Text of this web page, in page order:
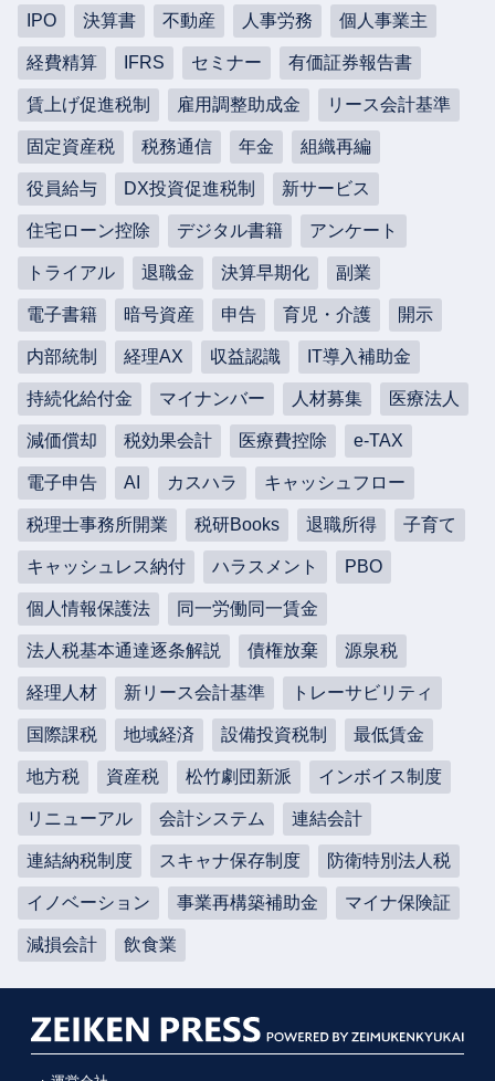
IPO 決算書 不動産 人事労務 個人事業主
経費精算 IFRS セミナー 有価証券報告書
賃上げ促進税制 雇用調整助成金 リース会計基準
固定資産税 税務通信 年金 組織再編
役員給与 DX投資促進税制 新サービス
住宅ローン控除 デジタル書籍 アンケート
トライアル 退職金 決算早期化 副業
電子書籍 暗号資産 申告 育児・介護 開示
内部統制 経理AX 収益認識 IT導入補助金
持続化給付金 マイナンバー 人材募集 医療法人
減価償却 税効果会計 医療費控除 e-TAX
電子申告 AI カスハラ キャッシュフロー
税理士事務所開業 税研Books 退職所得 子育て
キャッシュレス納付 ハラスメント PBO
個人情報保護法 同一労働同一賃金
法人税基本通達逐条解説 債権放棄 源泉税
経理人材 新リース会計基準 トレーサビリティ
国際課税 地域経済 設備投資税制 最低賃金
地方税 資産税 松竹劇団新派 インボイス制度
リニューアル 会計システム 連結会計
連結納税制度 スキャナ保存制度 防衛特別法人税
イノベーション 事業再構築補助金 マイナ保険証
減損会計 飲食業